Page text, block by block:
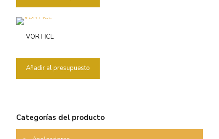
VORTICE
Añadir al presupuesto
Categorías del producto